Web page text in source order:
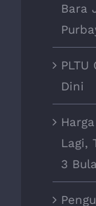
Bara
Dini
Lagi,
3